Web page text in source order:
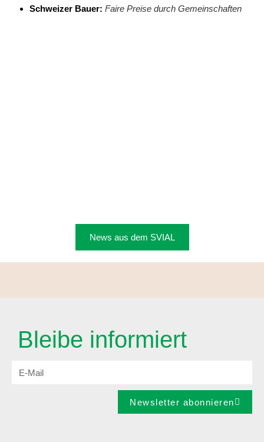
Schweizer Bauer: Faire Preise durch Gemeinschaften
News aus dem SVIAL
Bleibe informiert
Newsletter abonnieren